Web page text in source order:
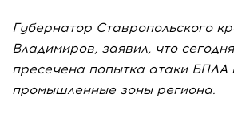
Губернатор Ставропольского
Владимиров, заявил, что
пресечена попытка атаки БПЛА
промышленные зоны региона.